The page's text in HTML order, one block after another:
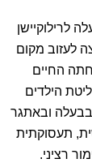
לרילוקיישן
לעזוב מקום
משפחתה החיים
הילדים
ובאתגר
תעסוקתית
רציני.